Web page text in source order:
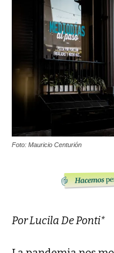
Foto: Mauricio Centurión
Por Lucila De Ponti*